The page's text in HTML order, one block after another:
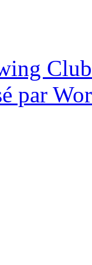
Club
par